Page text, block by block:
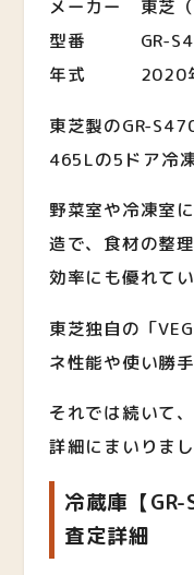
メーカー 東芝（
型番 GR-
年式 2020
東芝製のGR-
465Lの5ドア冷
野菜室や冷凍室
造で、食材の整
効率にも優れてい
東芝独自の「
ネ性能や使い勝
それでは続いて
詳細にまいりまし
冷蔵庫【GR-
査定詳細